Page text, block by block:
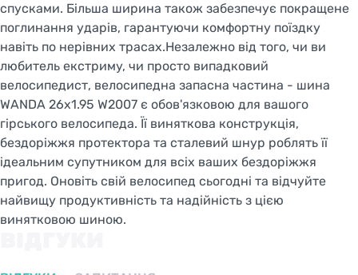
спусками. Більша ширина також забезпечує покращене
поглинання ударів, гарантуючи комфортну поїздку
навіть по нерівних трасах.Незалежно від того, чи ви
любитель екстриму, чи просто випадковий
велосипедист, велосипедна запасна частина - шина
WANDA 26x1.95 W2007 є обов'язковою для вашого
гірського велосипеда. Її виняткова конструкція,
бездоріжжя протектора та сталевий шнур роблять її
ідеальним супутником для всіх ваших бездоріжжя
пригод. Оновіть свій велосипед сьогодні та відчуйте
найвищу продуктивність та надійність з цією
винятковою шиною.